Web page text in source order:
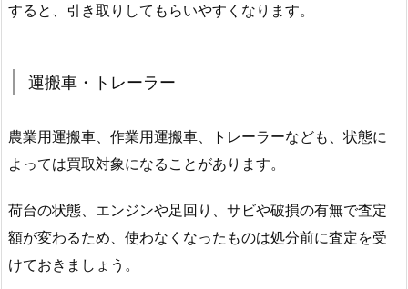
すると、引き取りしてもらいやすくなります。
運搬車・トレーラー
農業用運搬車、作業用運搬車、トレーラーなども、状態に
よっては買取対象になることがあります。
荷台の状態、エンジンや足回り、サビや破損の有無で査定
額が変わるため、使わなくなったものは処分前に査定を受
けておきましょう。